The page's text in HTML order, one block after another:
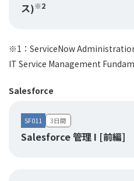
ス)※2
※1：ServiceNow
IT Service Management
Salesforce
SF011
Salesforce 管理 I [前編]
3日間